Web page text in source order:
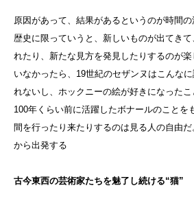
原因があって、結果があるというのが時間
歴史に限っていうと、新しいものが出てき
れたり、新たな見方を発見したりするのが
いなかったら、19世紀のセザンヌはこんな
れないし、ホックニーの絵が好きになった
100年くらい前に活躍したボナールのことを
間を行ったり来たりするのは見る人の自由
から出発する
古今東西の芸術家たちを魅了し続ける“猫”